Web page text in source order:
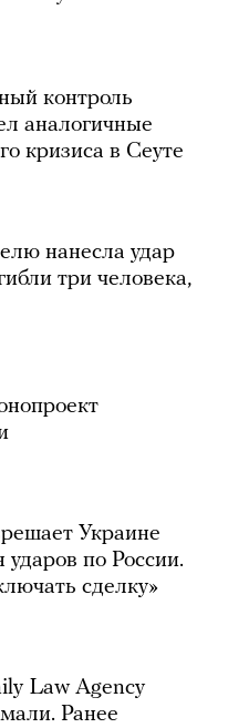
контроль
аналогичные
кризиса в Сеуте
нанесла удар
три человека,
Украине
ударов по России.
сделку»
Law Agency
Ранее